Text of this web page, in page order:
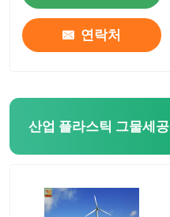
연락처
산업 플라스틱 그물세공